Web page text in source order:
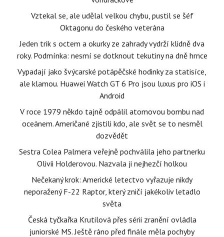
Vztekal se, ale udělal velkou chybu, pustil se šéf
Oktagonu do českého veterána
Jeden trik s octem a okurky ze zahrady vydrží klidně dva
roky. Podmínka: nesmí se dotknout tekutiny na dně hrnce
Vypadají jako švýcarské potápěčské hodinky za statisíce,
ale klamou. Huawei Watch GT 6 Pro jsou luxus pro iOS i
Android
V roce 1979 někdo tajně odpálil atomovou bombu nad
oceánem. Američané zjistili kdo, ale svět se to nesměl
dozvědět
Sestra Colea Palmera veřejně pochválila jeho partnerku
Olivii Holderovou. Nazvala ji nejhezčí holkou
Nečekaný krok: Americké letectvo vyřazuje nikdy
neporažený F-22 Raptor, který zničí jakékoliv letadlo
světa
Česká tyčkařka Krutilová přes sérii zranění ovládla
juniorské MS. Ještě ráno před finále měla pochyby